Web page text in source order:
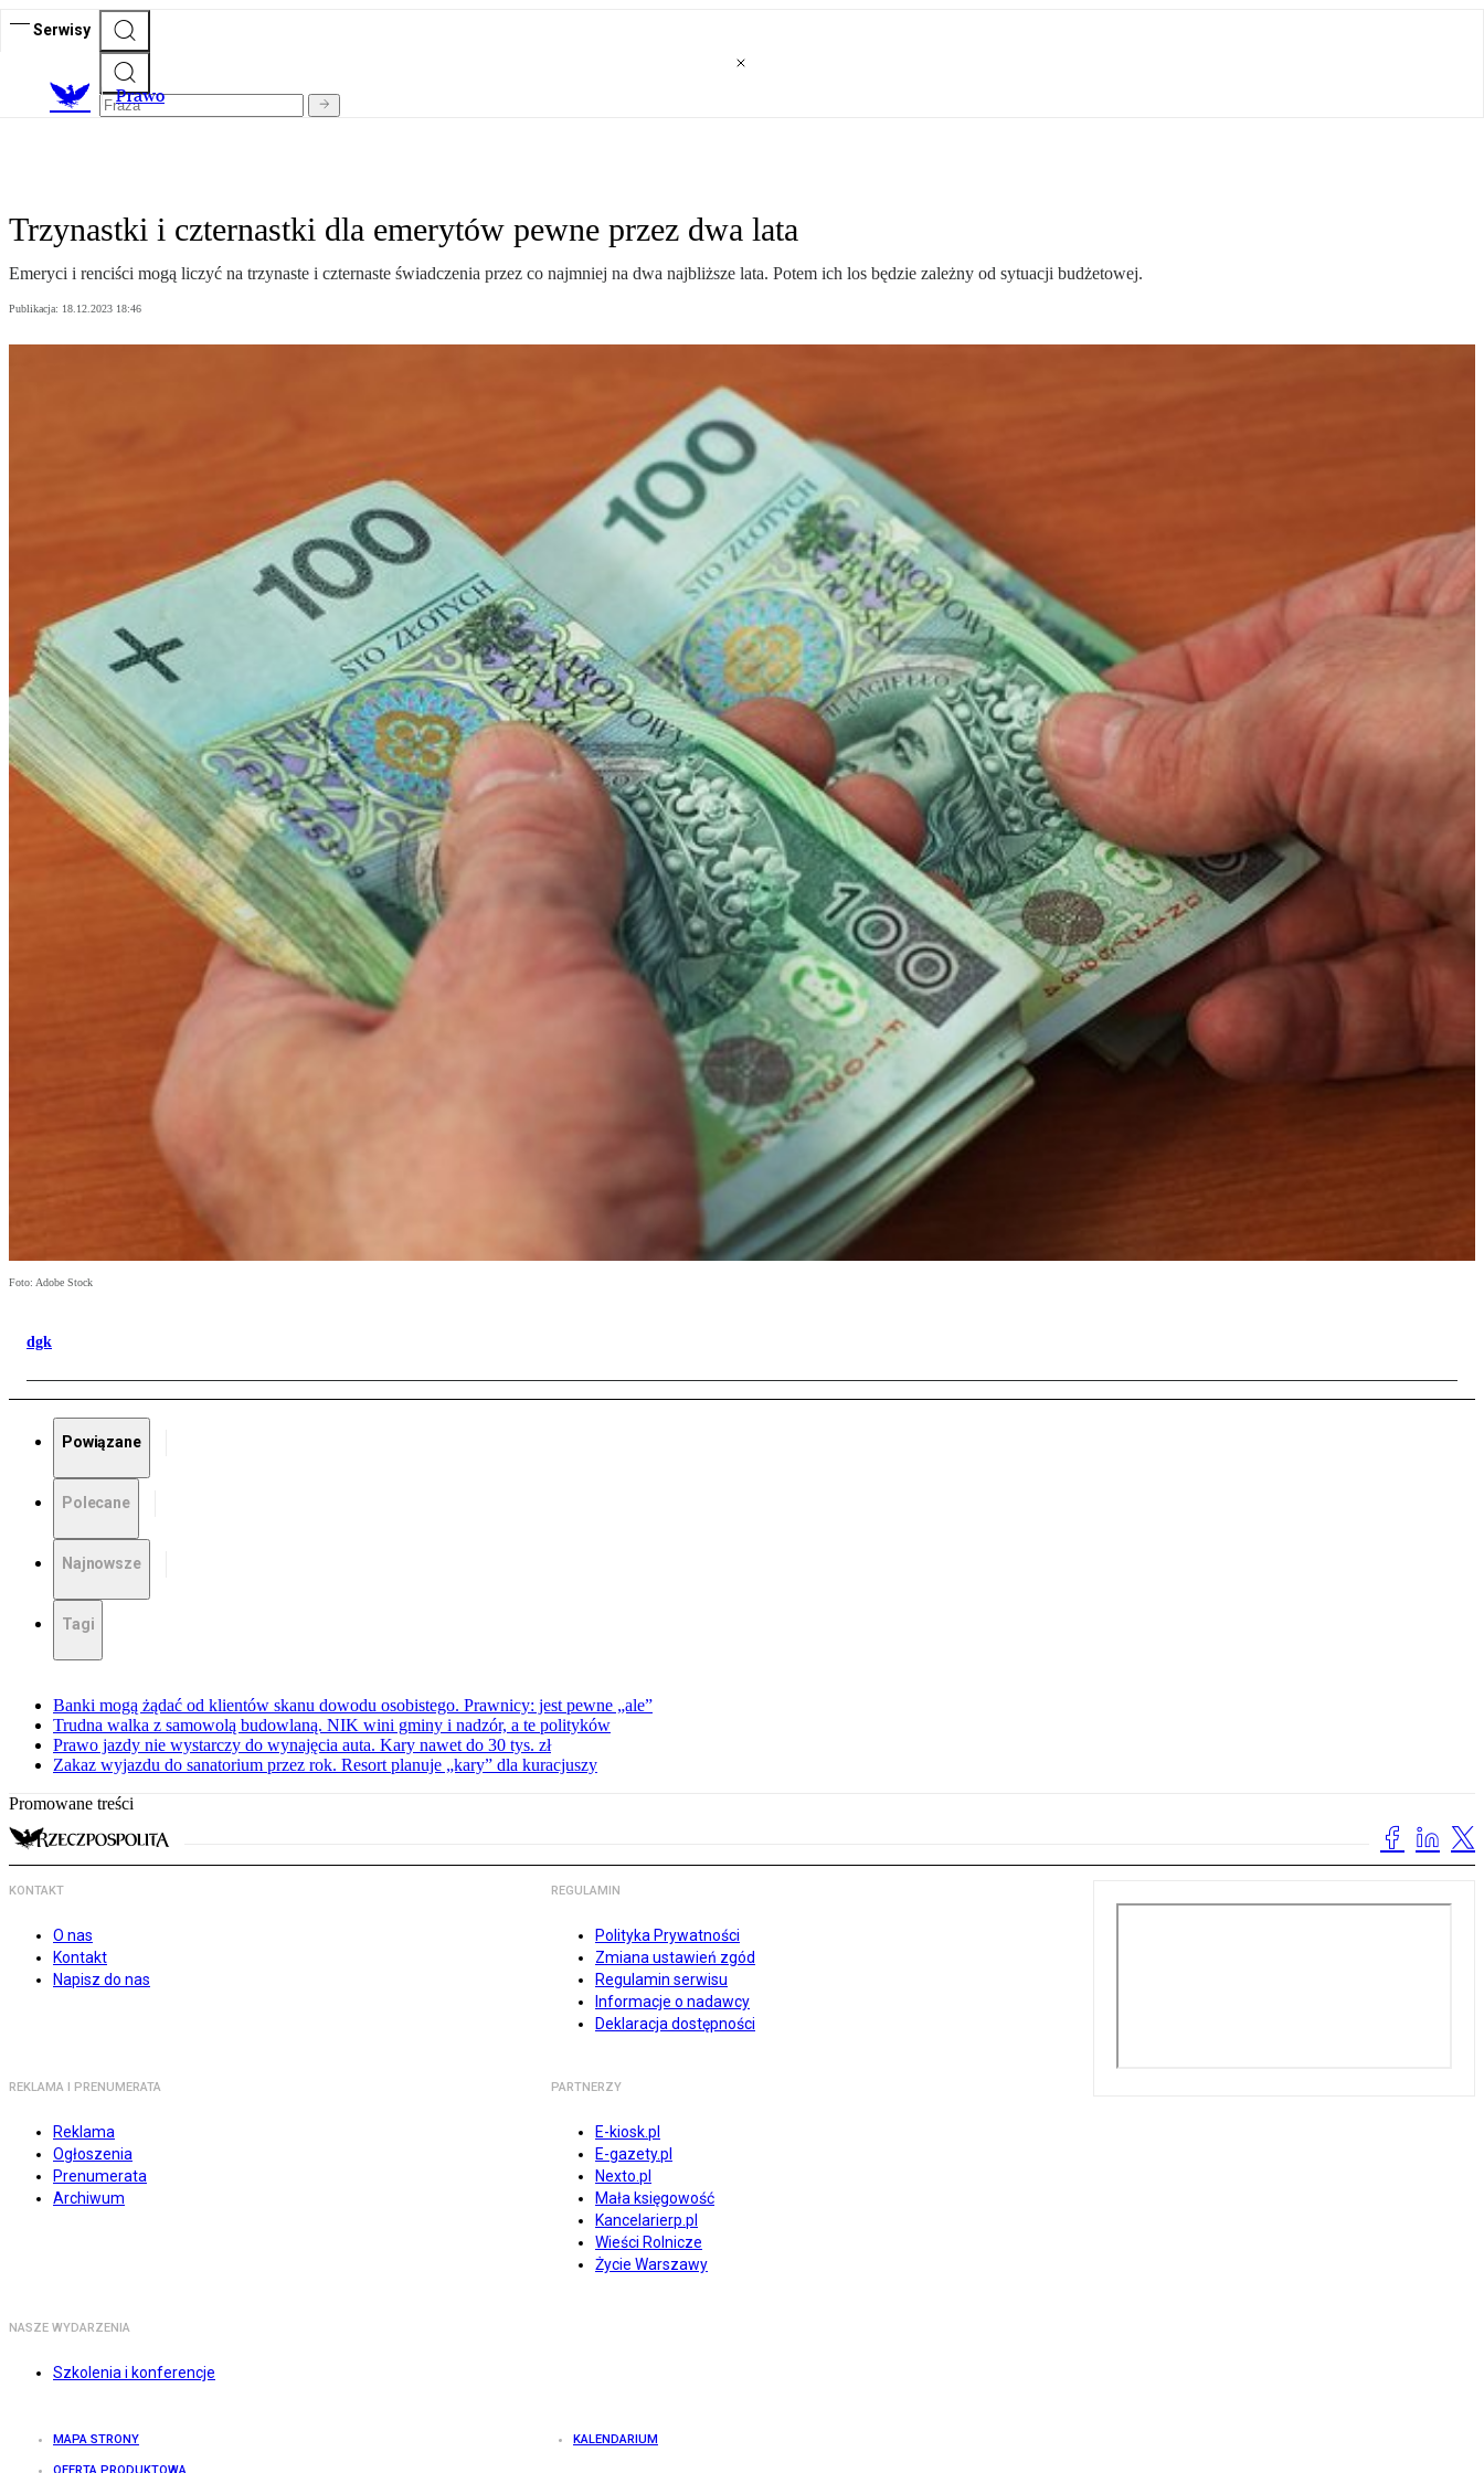
Serwisy
Prawo
Trzynastki i czternastki dla emerytów pewne przez dwa lata
Emeryci i renciści mogą liczyć na trzynaste i czternaste świadczenia przez co najmniej na dwa najbliższe lata. Potem ich los będzie zależny od sytuacji budżetowej.
Publikacja: 18.12.2023 18:46
Foto: Adobe Stock
dgk
Powiązane
Polecane
Najnowsze
Tagi
Banki mogą żądać od klientów skanu dowodu osobistego. Prawnicy: jest pewne „ale”
Trudna walka z samowolą budowlaną. NIK wini gminy i nadzór, a te polityków
Prawo jazdy nie wystarczy do wynajęcia auta. Kary nawet do 30 tys. zł
Zakaz wyjazdu do sanatorium przez rok. Resort planuje „kary” dla kuracjuszy
Promowane treści
KONTAKT
O nas
Kontakt
Napisz do nas
REGULAMIN
Polityka Prywatności
Zmiana ustawień zgód
Regulamin serwisu
Informacje o nadawcy
Deklaracja dostępności
REKLAMA I PRENUMERATA
Reklama
Ogłoszenia
Prenumerata
Archiwum
PARTNERZY
E-kiosk.pl
E-gazety.pl
Nexto.pl
Mała księgowość
Kancelarierp.pl
Wieści Rolnicze
Życie Warszawy
NASZE WYDARZENIA
Szkolenia i konferencje
MAPA STRONY KALENDARIUM